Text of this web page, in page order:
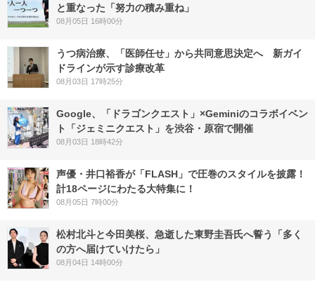
と重なった「努力の積み重ね」
08月05日 16時00分
うつ病治療、「医師任せ」から共同意思決定へ 新ガイ
ドラインが示す診療改革
08月03日 17時25分
Google、「ドラゴンクエスト」×Geminiのコラボイベン
ト「ジェミニクエスト」を渋谷・原宿で開催
08月03日 18時42分
声優・井口裕香が「FLASH」で圧巻のスタイルを披露！
計18ページにわたる大特集に！
08月05日 7時00分
松村北斗と今田美桜、急逝した東野圭吾氏へ誓う「多く
の方へ届けていけたら」
08月04日 14時00分